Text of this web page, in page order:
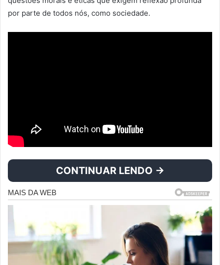
por parte de todos nós, como sociedade.
CONTINUAR LENDO →